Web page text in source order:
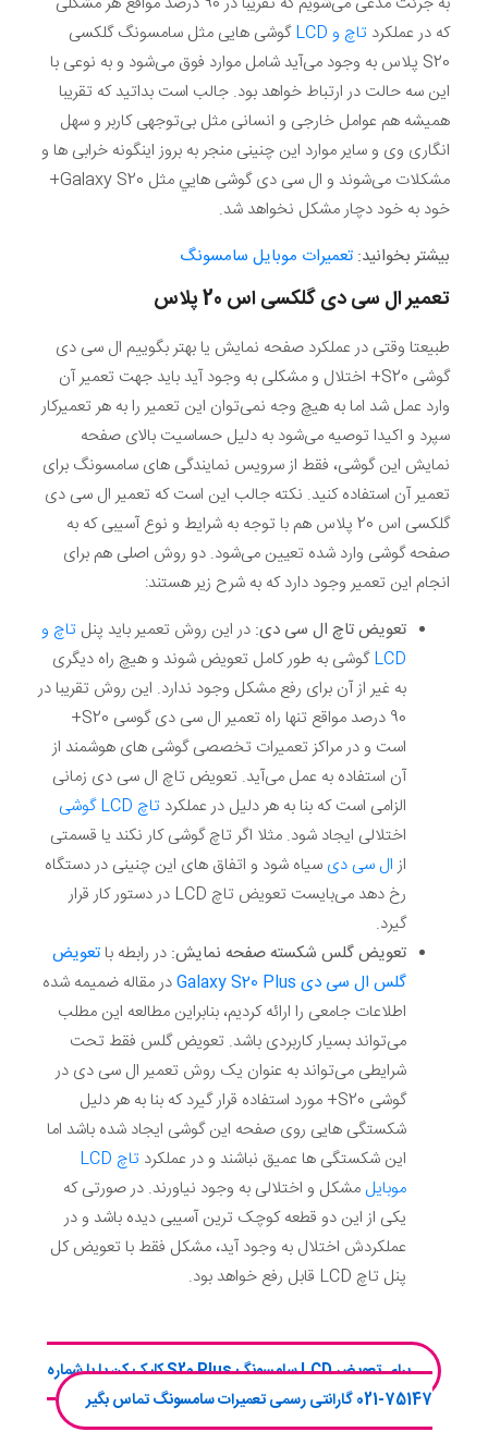
که در عملکرد تاچ و LCD
گوشی هایی مثل سامسونگ گلکسی
S20 پلاس به وجود می‌آید شامل موارد فوق می‌شود و به نوعی با
این سه حالت در ارتباط خواهد بود. جالب است بداتید که تقریبا
همیشه هم عوامل خارجی و انسانی مثل بی‌توجهی کاربر و سهل
انگاری وی و سایر موارد این چنینی منجر به بروز اینگونه خرابی ها و
مشکلات می‌شوند و ال سی دی گوشی هايي مثل Galaxy S20+
خود به خود دچار مشکل نخواهد شد.
بیشتر بخوانید: تعمیرات موبایل سامسونگ
تعمیر ال سی دی گلکسی اس 20 پلاس
طبیعتا وقتی در عملکرد صفحه نمایش یا بهتر بگوییم ال سی دی
گوشی S20+ اختلال و مشکلی به وجود آید باید جهت تعمیر آن
وارد عمل شد اما به هیچ وجه نمی‌توان این تعمیر را به هر تعمیرکار
سپرد و اکیدا توصیه می‌شود به دلیل حساسیت بالای صفحه
نمایش این گوشی، فقط از سرویس نمایندگی های سامسونگ برای
تعمیر آن استفاده کنید. نکته جالب این است که تعمیر ال سی دی
گلکسی اس 20 پلاس هم با توجه به شرایط و نوع آسیبی که به
صفحه گوشی وارد شده تعیین می‌شود. دو روش اصلی هم برای
انجام این تعمیر وجود دارد که به شرح زیر هستند:
تعویض تاچ ال سی دی: در این روش تعمیر باید پنل تاچ و
LCDگوشی به طور کامل تعویض شوند و هیچ راه دیگری
به غیر از آن برای رفع مشکل وجود ندارد. این روش تقریبا در
90 درصد مواقع تنها راه تعمیر ال سی دی گوسی S20+
است و در مراکز تعمیرات تخصصی گوشی های هوشمند از
آن استفاده به عمل می‌آید. تعویض تاچ ال سی دی زمانی
الزامی است که بنا به هر دلیل در عملکرد تاچ LCD گوشی
اختلالی ایجاد شود. مثلا اگر تاچ گوشی کار نکند یا قسمتی
ازال سی دی سیاه شود و اتفاق های این چنینی در دستگاه
رخ دهد می‌بایست تعویض تاچ LCD در دستور کار قرار
گیرد.
تعویض گلس شکسته صفحه نمایش: در رابطه باتعویض
گلس ال سی دی Galaxy S20 Plusدر مقاله ضمیمه شده
اطلاعات جامعی را ارائه کردیم، بنابراین مطالعه این مطلب
می‌تواند بسیار کاربردی باشد. تعویض گلس فقط تحت
شرایطی می‌تواند به عنوان یک روش تعمیر ال سی دی در
گوشی S20+ مورد استفاده قرار گیرد که بنا به هر دلیل
شکستگی هایی روی صفحه این گوشی ایجاد شده باشد اما
این شکستگی ها عمیق نباشند و در عملکرد
تاچ LCD
موبایل مشکل و اختلالی به وجود نیاورند. در صورتی که
یکی از این دو قطعه کوچک ترین آسیبی دیده باشد و در
عملکردش اختلال به وجود آید، مشکل فقط با تعویض کل
پنل تاچ LCD قابل رفع خواهد بود.
برای تعویض LCD سامسونگ S20 Plus کلیک کن یا با شماره
75147-021 گارانتی رسمی تعمیرات سامسونگ تماس بگیر